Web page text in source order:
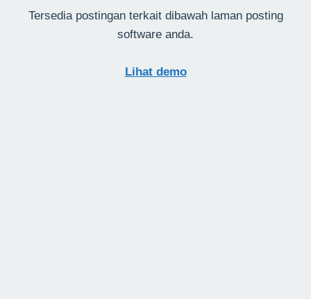
Tersedia postingan terkait dibawah laman posting
software anda.
Lihat demo